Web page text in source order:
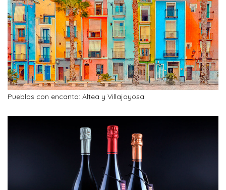
Pueblos con encanto: Altea y Villajoyosa